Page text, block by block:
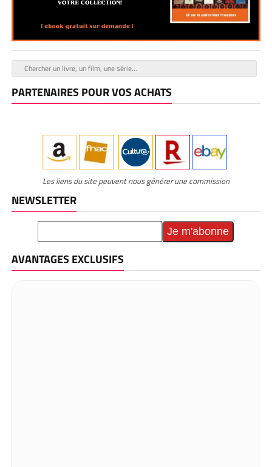
PARTENAIRES POUR VOS ACHATS
Les liens du site peuvent nous générer une commission
NEWSLETTER
AVANTAGES EXCLUSIFS